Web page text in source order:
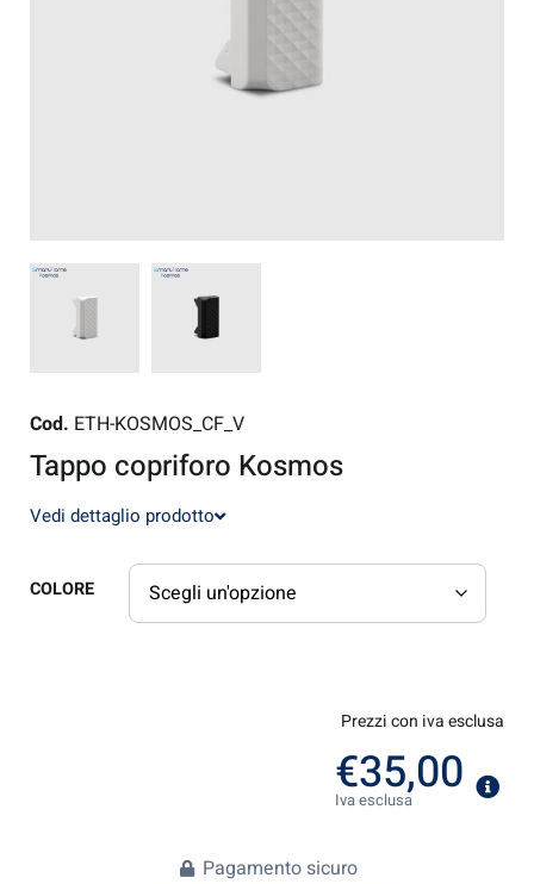
Cod. ETH-KOSMOS_CF_V
Tappo copriforo Kosmos
Vedi dettaglio prodotto
COLORE
Prezzi con iva esclusa
€35,00
Iva esclusa
Pagamento sicuro